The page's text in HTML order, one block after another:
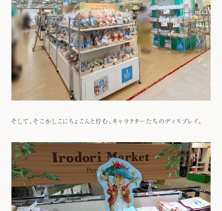
そして、そこかしこにちょこんと佇む、キャラクターたちのディスプレイ。